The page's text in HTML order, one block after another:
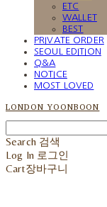
ETC
WALLET
BEST
PRIVATE ORDER
SEOUL EDITION
Q&A
NOTICE
MOST LOVED
LONDON YOONBOON
Search 검색
Log In 로그인
Cart장바구니